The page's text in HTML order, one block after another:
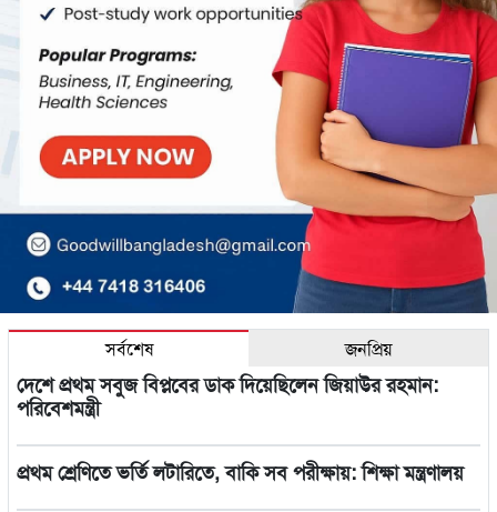
সর্বশেষ জনপ্রিয়
দেশে প্রথম সবুজ বিপ্লবের ডাক দিয়েছিলেন জিয়াউর রহমান:
পরিবেশমন্ত্রী
প্রথম শ্রেণিতে ভর্তি লটারিতে, বাকি সব পরীক্ষায়: শিক্ষা মন্ত্রণালয়